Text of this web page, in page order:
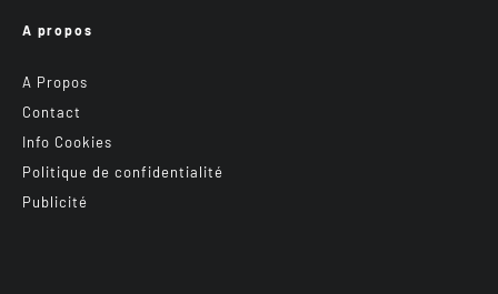
A propos
A Propos
Contact
Info Cookies
Politique de confidentialité
Publicité